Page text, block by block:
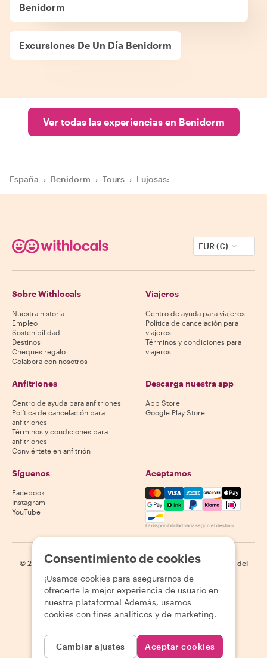
Benidorm
Excursiones De Un Día Benidorm
Ver todas las experiencias en Benidorm
España › Benidorm › Tours › Lujosas:
EUR (€)
Sobre Withlocals
Nuestra historia
Empleo
Sostenibilidad
Destinos
Cheques regalo
Colabora con nosotros
Viajeros
Centro de ayuda para viajeros
Política de cancelación para
viajeros
Términos y condiciones para
viajeros
Anfitriones
Centro de ayuda para anfitriones
Política de cancelación para
anfitriones
Términos y condiciones para
anfitriones
Conviértete en anfitrión
Descarga nuestra app
App Store
Google Play Store
Síguenos
Facebook
Instagram
YouTube
Aceptamos
Mastercard, Visa, Amex,
La disponibilidad varía según el destino
© 2026 Withlocals.com | Política de privacidad | Cookies
Mapa del
Consentimiento de cookies
¡Usamos cookies para asegurarnos de
ofrecerte la mejor experiencia de usuario en
nuestra plataforma! Además, usamos
cookies con fines analíticos y de marketing.
Cambiar ajustes Aceptar cookies